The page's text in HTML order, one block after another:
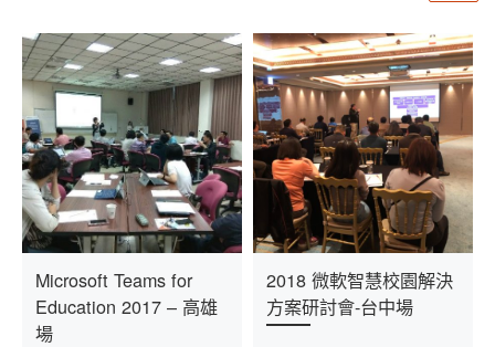
Microsoft Teams for
Education 2017 – 高雄
場
2018 微軟智慧校園解決
方案研討會-台中場